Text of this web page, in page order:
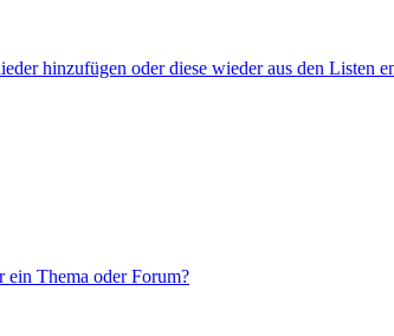
hinzufügen oder diese wieder aus den Listen
ein Thema oder Forum?